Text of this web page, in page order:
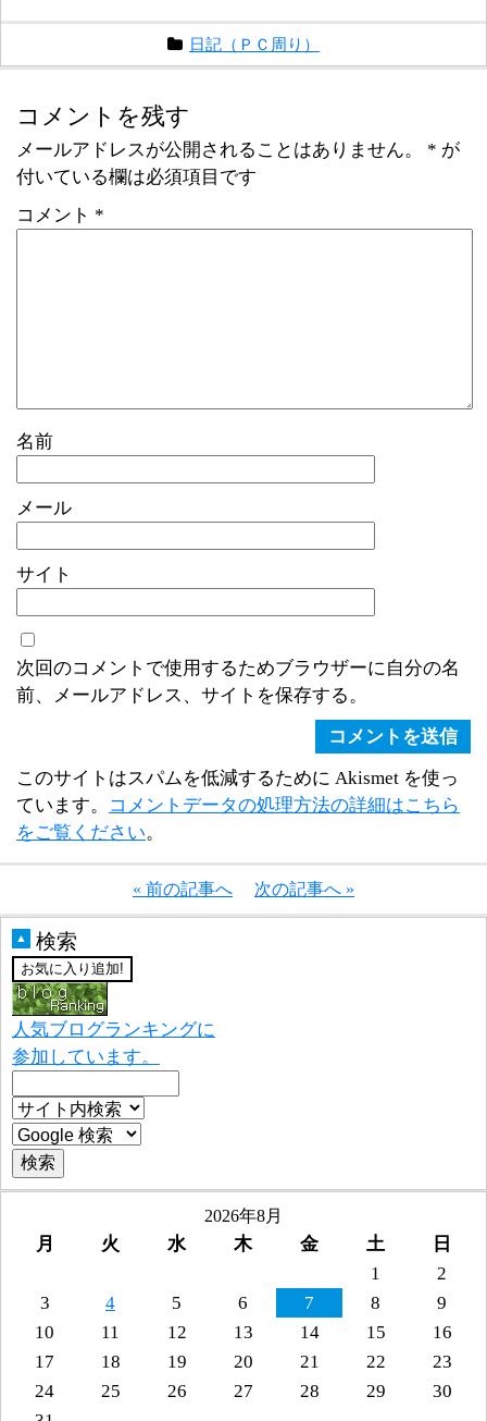
日記（ＰＣ周り）
コメントを残す
メールアドレスが公開されることはありません。 * が
付いている欄は必須項目です
コメント *
名前
メール
サイト
次回のコメントで使用するためブラウザーに自分の名
前、メールアドレス、サイトを保存する。
このサイトはスパムを低減するために Akismet を使っ
ています。
コメントデータの処理方法の詳細はこちら
をご覧ください。
« 前の記事へ 次の記事へ »
▲ 検索
人気ブログランキングに
参加しています。
2026年8月
月 火 水 木 金 土
日
1
2
3
4 5 6 7 8
9
10
11 12 13 14 15
16
17
18 19 20 21 22
23
24
25 26 27 28 29
30